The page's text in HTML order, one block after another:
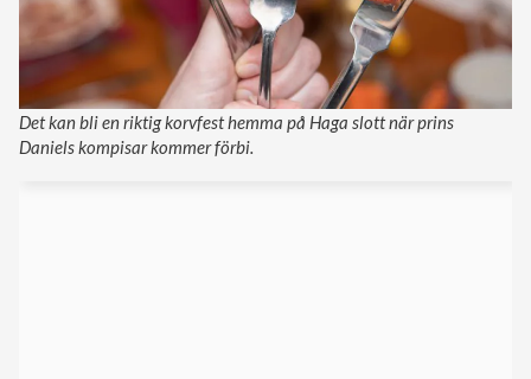
Det kan bli en riktig korvfest hemma på Haga slott när prins
Daniels kompisar kommer förbi.